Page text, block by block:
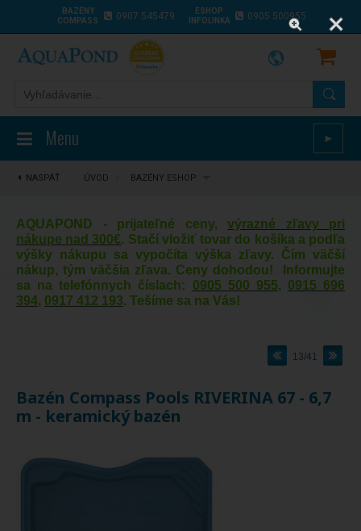
BAZÉNY
COMPASS
0907 545479
ESHOP
INFOLINKA
0905 500955
Menu ►
NASPÄŤ ÚVOD BAZÉNY ESHOP
AQUAPOND - prijateľné ceny, výrazné zľavy pri
nákupe nad 300€. Stačí vložiť tovar do košíka a podľa
výšky nákupu sa vypočíta výška zľavy. Čím väčší
nákup, tým väčšia zľava. Ceny dohodou! Informujte
sa na telefónnych číslach: 0905 500 955, 0915 696
394, 0917 412 193. Tešíme sa na Vás!
13/41
Bazén Compass Pools RIVERINA 67 - 6,7
m - keramický bazén